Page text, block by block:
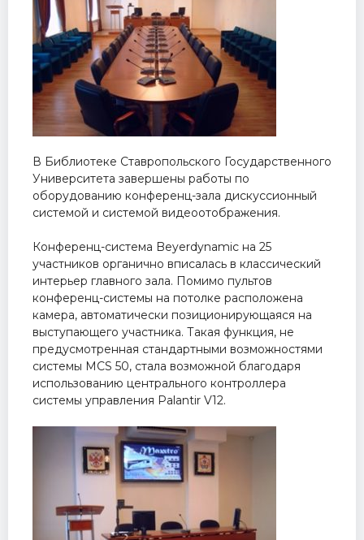
В Библиотеке Ставропольского Государственного
Университета завершены работы по
оборудованию конференц-зала дискуссионный
системой и системой видеоотображения.
Конференц-система Beyerdynamic на 25
участников органично вписалась в классический
интерьер главного зала. Помимо пультов
конференц-системы на потолке расположена
камера, автоматически позиционирующаяся на
выступающего участника. Такая функция, не
предусмотренная стандартными возможностями
системы MCS 50, стала возможной благодаря
использованию центрального контроллера
системы управления Palantir V12.